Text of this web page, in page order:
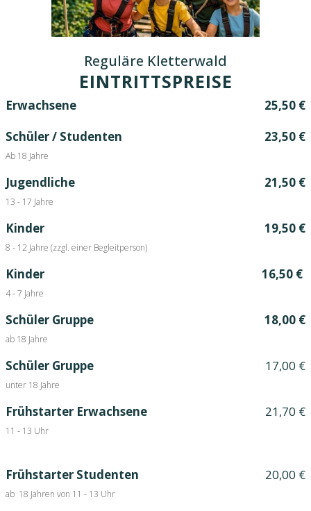
Reguläre Kletterwald
EINTRITTSPREISE
Erwachsene
25,50 €
Schüler / Studenten
Ab 18 Jahre
23,50 €
Jugendliche
13 - 17 Jahre
21,50 €
Kinder
8 - 12 Jahre (zzgl. einer Begleitperson)
19,50 €
Kinder
4 - 7 Jahre
16,50 €
Schüler Gruppe
ab 18 Jahre
18,00 €
Schüler Gruppe
unter 18 Jahre
17,00 €
Frühstarter Erwachsene
11 - 13 Uhr
21,70 €
Frühstarter Studenten
ab 18 Jahren von 11 - 13 Uhr
20,00 €